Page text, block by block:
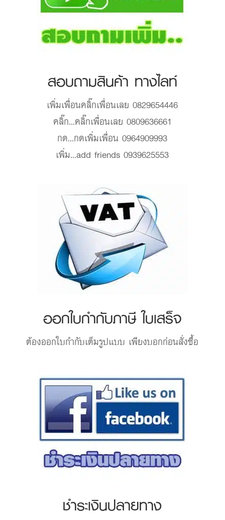
สอบถามสินค้า ทางไลท์
เพิ่มเพื่อนคลิ๊กเพื่อนเลย 0829654446
คลิ๊ก...คลิ๊กเพื่อนเลย 0809636661
กด...กดเพิ่มเพื่อน 0964909993
เพิ่ม...add friends 0939625553
ออกใบกำกับภาษี ใบเสร็จ
ต้องออกใบกำกับเต็มรูปแบบ เพียงบอกก่อนสั่งซื้อ
ชำระเงินปลายทาง